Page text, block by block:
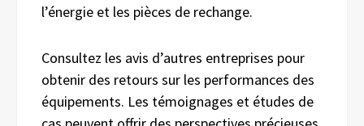
l’énergie et les pièces de rechange.
Consultez les avis d’autres entreprises pour
obtenir des retours sur les performances des
équipements. Les témoignages et études de